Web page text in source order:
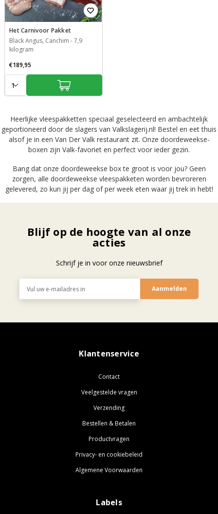
Het Carnivoor Pakket
Black Angus, Canchim -7,9
kilogram
€189,95
Heerlijke vleespakketten speciaal geselecteerd en ambachtelijk
geportioneerd door de slagers van Valkslagerij.nl! Bestel en eet thuis
alsof je in een Van Der Valk restaurant zit. Onze doordeweekse-
boxen zijn Valk-favoriet en perfect voor ieder gezin.
Bang dat onze doordeweekse box te groot is voor jou? Geen
zorgen, alle doordeweekse vleespakketen worden bevroreren
gelevered, zo kun jij per dag of per week eten waar jij trek in hebt!
Blijf op de hoogte van al onze
acties
Schrijf je in voor onze nieuwsbrief
mailadres
Klantenservice
Contact
Veelgestelde vragen
Verzending
Bestellen & Betalen
Productvragen
Privacy- en cookiebeleid
Algemene Voorwaarden
Labels